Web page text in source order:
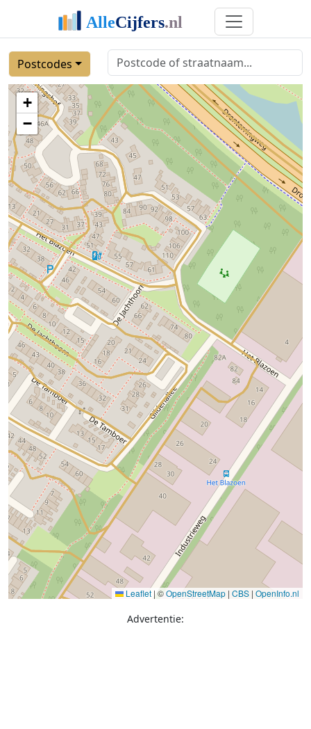
Postcodes
+
−
Leaflet | ©OpenStreetMap | CBS | OpenInfo.nl
Advertentie: